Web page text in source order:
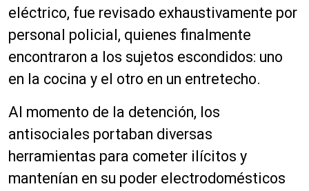
eléctrico, fue revisado exhaustivamente por
personal policial, quienes finalmente
encontraron a los sujetos escondidos: uno
en la cocina y el otro en un entretecho.
Al momento de la detención, los
antisociales portaban diversas
herramientas para cometer ilícitos y
mantenían en su poder electrodomésticos